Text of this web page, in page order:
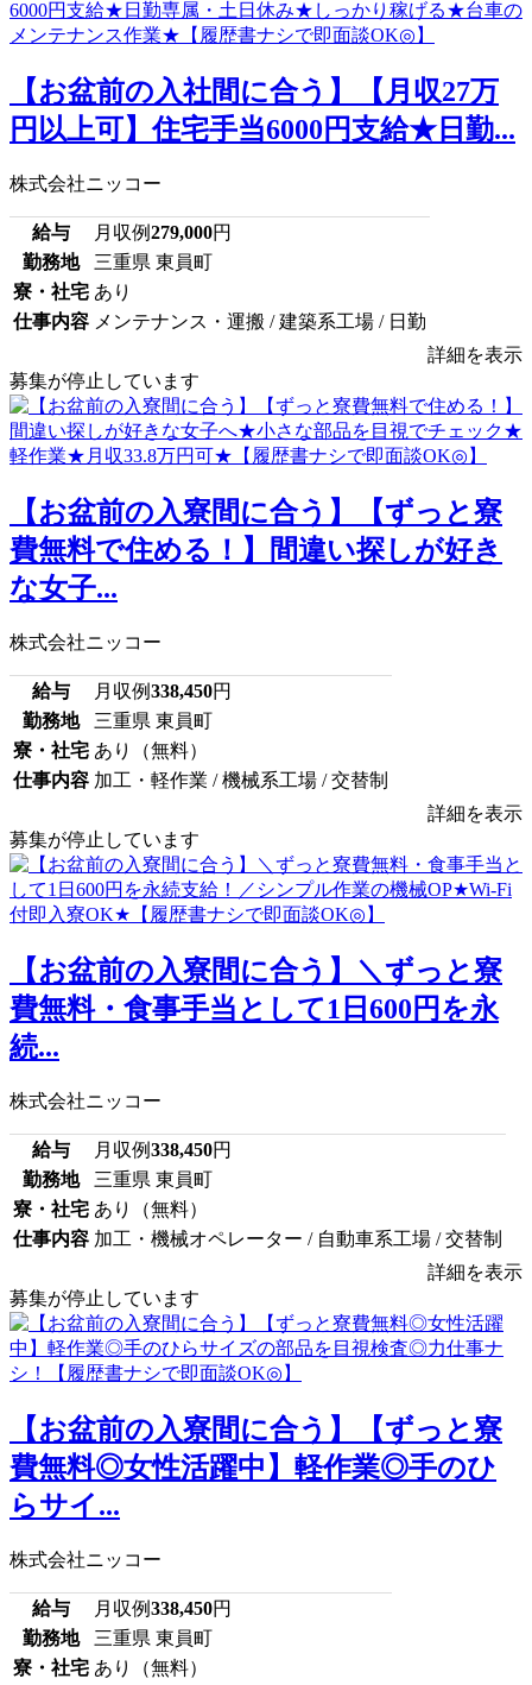
【お盆前の入社間に合う】【月収27万
円以上可】住宅手当6000円支給★日勤...
株式会社ニッコー
給与 月収例279,000円
勤務地
三重県 東員町
寮・社宅 あり
仕事内容 メンテナンス・運搬 / 建築系工場 / 日勤
詳細を表示
募集が停止しています
【お盆前の入寮間に合う】【ずっと寮
費無料で住める！】間違い探しが好き
な女子...
株式会社ニッコー
給与 月収例338,450円
勤務地
三重県 東員町
寮・社宅 あり（無料）
仕事内容 加工・軽作業 / 機械系工場 / 交替制
詳細を表示
募集が停止しています
【お盆前の入寮間に合う】＼ずっと寮
費無料・食事手当として1日600円を永
続...
株式会社ニッコー
給与 月収例338,450円
勤務地
三重県 東員町
寮・社宅 あり（無料）
仕事内容 加工・機械オペレーター / 自動車系工場 / 交替制
詳細を表示
募集が停止しています
【お盆前の入寮間に合う】【ずっと寮
費無料◎女性活躍中】軽作業◎手のひ
らサイ...
株式会社ニッコー
給与 月収例338,450円
勤務地
三重県 東員町
寮・社宅 あり（無料）